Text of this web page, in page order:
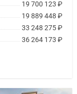
19 700 123 ₽
19 889 448 ₽
33 248 275₽
36 264 173 ₽